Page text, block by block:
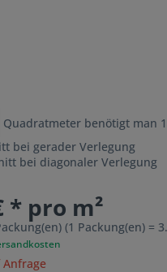
Quadratmeter benötigt man 1
bei gerader Verlegung
bei diagonaler Verlegung
* pro m²
(1 Packung(en) =